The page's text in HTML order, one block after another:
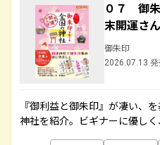
０７ 御
末開運さ
御朱印
2026.07.13
『御利益と御朱印』が凄い、
神社を紹介。ビギナーに優しく